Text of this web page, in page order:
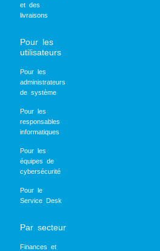
et des
livraisons
Pour les
utilisateurs
Pour les
administrateurs
de système
Pour les
responsables
informatiques
Pour les
équipes de
cybersécurité
Pour le
Service Desk
Par secteur
Finances et